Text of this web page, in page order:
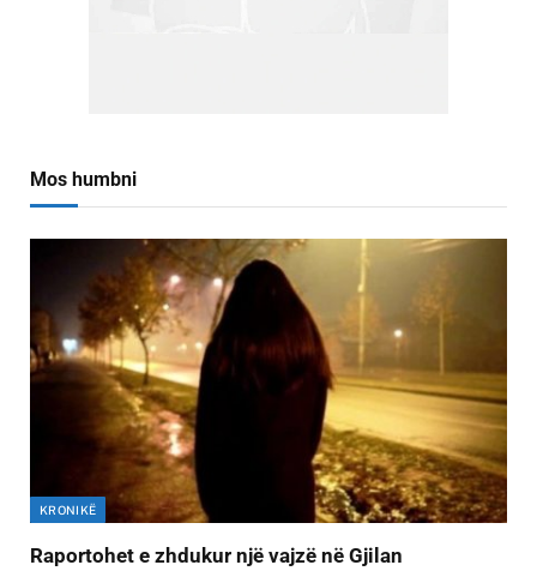
Mos humbni
KRONIKË
Raportohet e zhdukur një vajzë në Gjilan